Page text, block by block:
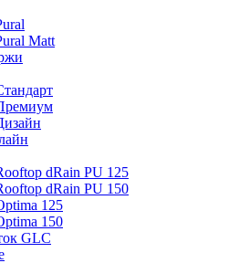
Matt
dRain PU 125
dRain PU 150
125
150
GLC